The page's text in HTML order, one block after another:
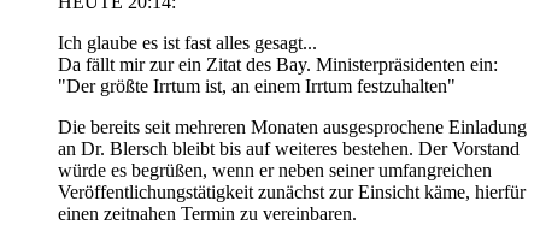
Ich glaube es ist fast alles gesagt...
Da fällt mir zur ein Zitat des Bay. Ministerpräsidenten ein:
"Der größte Irrtum ist, an einem Irrtum festzuhalten"
Die bereits seit mehreren Monaten ausgesprochene Einladung
an Dr. Blersch bleibt bis auf weiteres bestehen. Der Vorstand
würde es begrüßen, wenn er neben seiner umfangreichen
Veröffentlichungstätigkeit zunächst zur Einsicht käme, hierfür
einen zeitnahen Termin zu vereinbaren.